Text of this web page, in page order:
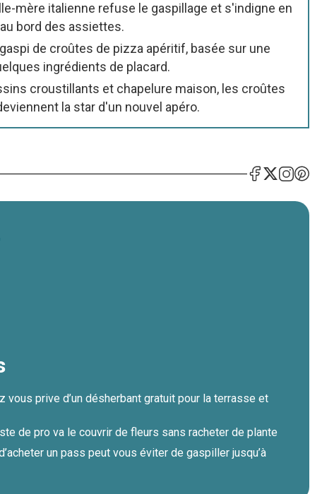
mère italienne refuse le gaspillage et s'indigne en
bord des assiettes.
de croûtes de pizza apéritif, basée sur une
ingrédients de placard.
croustillants et chapelure maison, les croûtes
la star d'un nouvel apéro.
prive d’un désherbant gratuit pour la terrasse et
de pro va le couvrir de fleurs sans racheter de plante
un pass peut vous éviter de gaspiller jusqu’à